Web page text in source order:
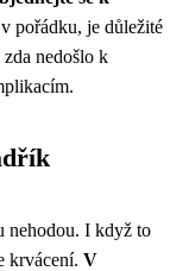
pořádku, je důležité
nedošlo k
nehodou. I když to
krvácení. V